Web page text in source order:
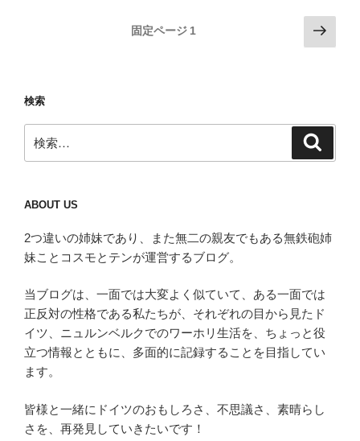
ペ
ジ
送
固定ページ 1
次
の
検索
索:
ABOUT US
2つ違いの姉妹であり、また無二の親友でもある無鉄砲姉
妹ことコスモとテンが運営するブログ。
当ブログは、一面では大変よく似ていて、ある一面では
正反対の性格である私たちが、それぞれの目から見たド
イツ、ニュルンベルクでのワーホリ生活を、ちょっと役
立つ情報とともに、多面的に記録することを目指してい
ます。
皆様と一緒にドイツのおもしろさ、不思議さ、素晴らし
さを、再発見していきたいです！